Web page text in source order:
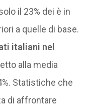
il 23% dei è in
a quelle di base.
italiani nel
alla media
Statistiche che
di affrontare